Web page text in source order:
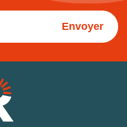
Envoyer